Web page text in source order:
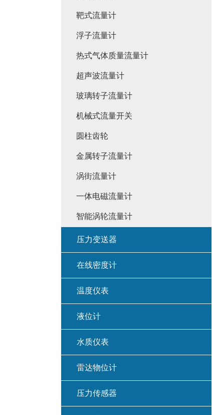
靶式流量计
浮子流量计
热式气体质量流量计
超声波流量计
玻璃转子流量计
机械式流量开关
圆柱齿轮
金属转子流量计
涡街流量计
一体电磁流量计
智能涡轮流量计
压力变送器
在线密度计
温度仪表
液位计
水质仪表
雷达物位计
压力传感器